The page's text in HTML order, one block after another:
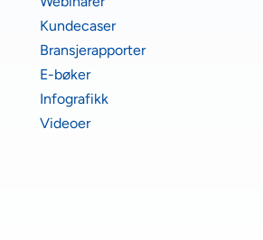
Kundecaser
Bransjerapporter
E-bøker
Infografikk
Videoer